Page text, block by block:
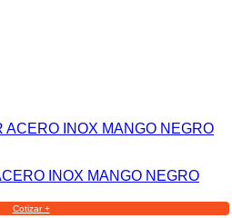
INOX MANGO NEGRO
Cotizar +